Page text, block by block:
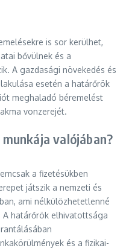
is sor kerülhet,
bővülnek és a
A gazdasági növekedés és
esetén a határőrök
meghaladó béremelést
vonzerejét.
valójában?
a fizetésükben
játszik a nemzeti és
ami nélkülözhetetlenné
határőrök elhivatottsága
és a fizikai-